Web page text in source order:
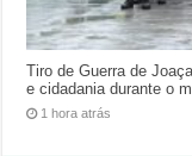
Tiro de Guerra de
e cidadania durante o
1 hora atrás